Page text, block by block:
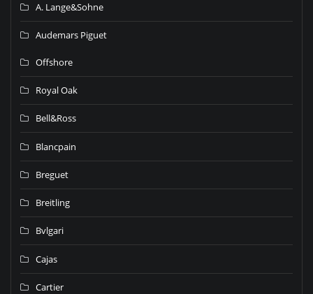
A. Lange&Sohne
Audemars Piguet
Offshore
Royal Oak
Bell&Ross
Blancpain
Breguet
Breitling
Bvlgari
Cajas
Cartier